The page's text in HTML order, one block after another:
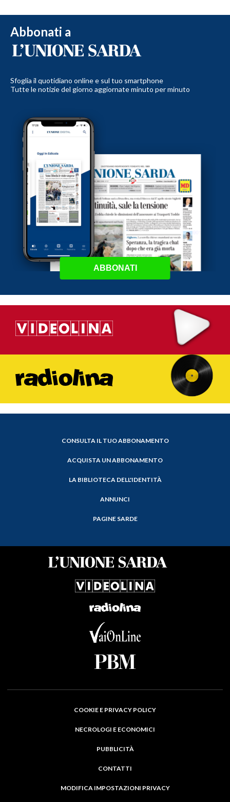
Abbonati a
Sfoglia il quotidiano online e sul tuo smartphone
Tutte le notizie del giorno aggiornate minuto per minuto
ABBONATI
CONSULTA IL TUO ABBONAMENTO
ACQUISTA UN ABBONAMENTO
LA BIBLIOTECA DELL'IDENTITÀ
ANNUNCI
PAGINE SARDE
COOKIE E PRIVACY POLICY
NECROLOGI E ECONOMICI
PUBBLICITÀ
CONTATTI
MODIFICA IMPOSTAZIONI PRIVACY